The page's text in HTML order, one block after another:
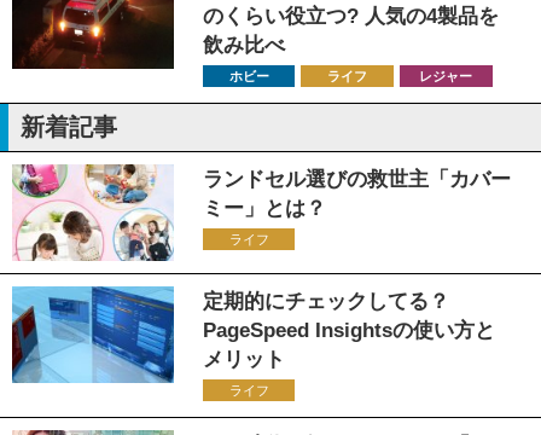
のくらい役立つ? 人気の4製品を
飲み比べ
ホビー ライフ レジャー
新着記事
ランドセル選びの救世主「カバー
ミー」とは？
ライフ
定期的にチェックしてる？
PageSpeed Insightsの使い方と
メリット
ライフ